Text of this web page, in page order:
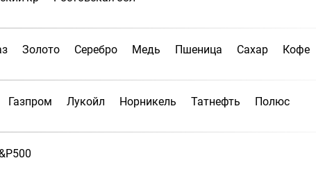
Золото Серебро Медь Пшеница Сахар Кофе
Газпром Лукойл Норникель Татнефть Полюс